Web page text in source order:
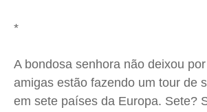
*
A bondosa senhora não deixou
amigas estão fazendo um tour de
em sete países da Europa. Sete?